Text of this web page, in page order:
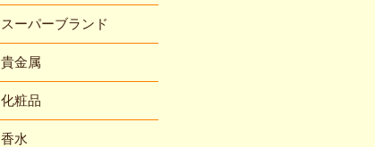
スーパーブランド
貴金属
化粧品
香水